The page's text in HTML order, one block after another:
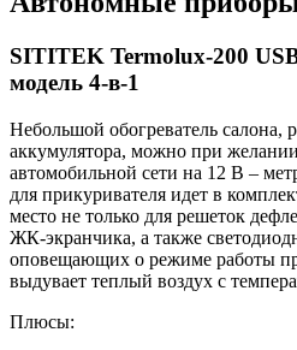
SITITEK Termolux-200
модель 4-в-1
Небольшой обогреватель салона,
аккумулятора, можно при
автомобильной сети на 12 В –
для прикуривателя идет в
место не только для решеток
ЖК-экранчика, а также
оповещающих о режиме работы
выдувает теплый воздух с
Плюсы: